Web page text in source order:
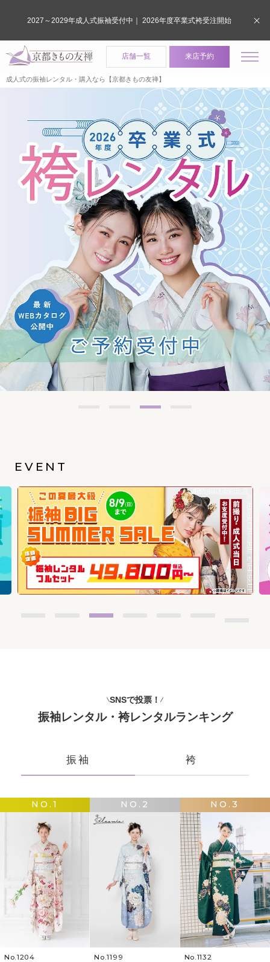
店舗一覧 来店予約
成人式の振袖レンタル・購入なら【京都きもの友禅】
EVENT
SNSで投票！
振袖レンタル・袴レンタルランキング
振袖 袴
NO.1
No.1204
NO.2
No.1199
NO.3
No.1132
2027～2029年成人式振袖受付中｜ 2026年度卒業式袴受注開始